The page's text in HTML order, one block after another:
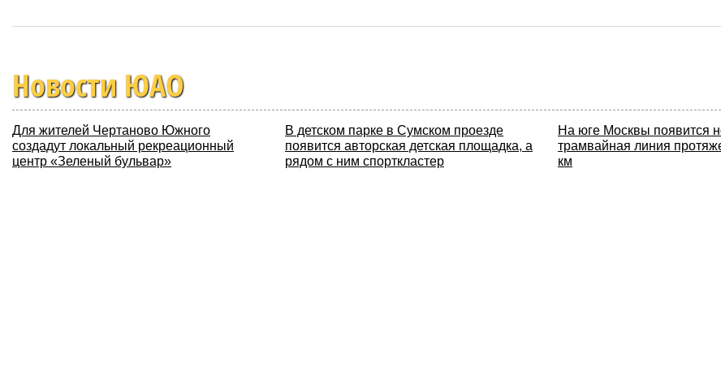
Новости ЮАО
Для жителей Чертаново Южного
создадут локальный рекреационный
центр «Зеленый бульвар»
В детском парке в Сумском проезде
появится авторская детская площадка, а
рядом с ним спорткластер
На юге Москвы появится
трамвайная линия
км